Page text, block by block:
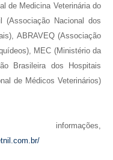
de Medicina Veterinária do
(Associação Nacional dos
ABRAVEQ (Associação
MEC (Ministério da
Brasileira dos Hospitais
de Médicos Veterinários)